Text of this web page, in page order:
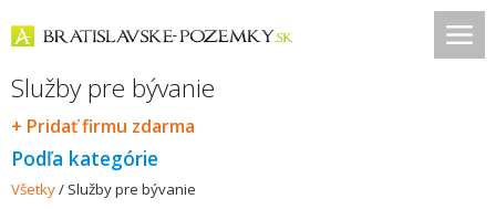
Služby pre bývanie
+ Pridať firmu zdarma
Podľa kategórie
Všetky/ Služby pre bývanie